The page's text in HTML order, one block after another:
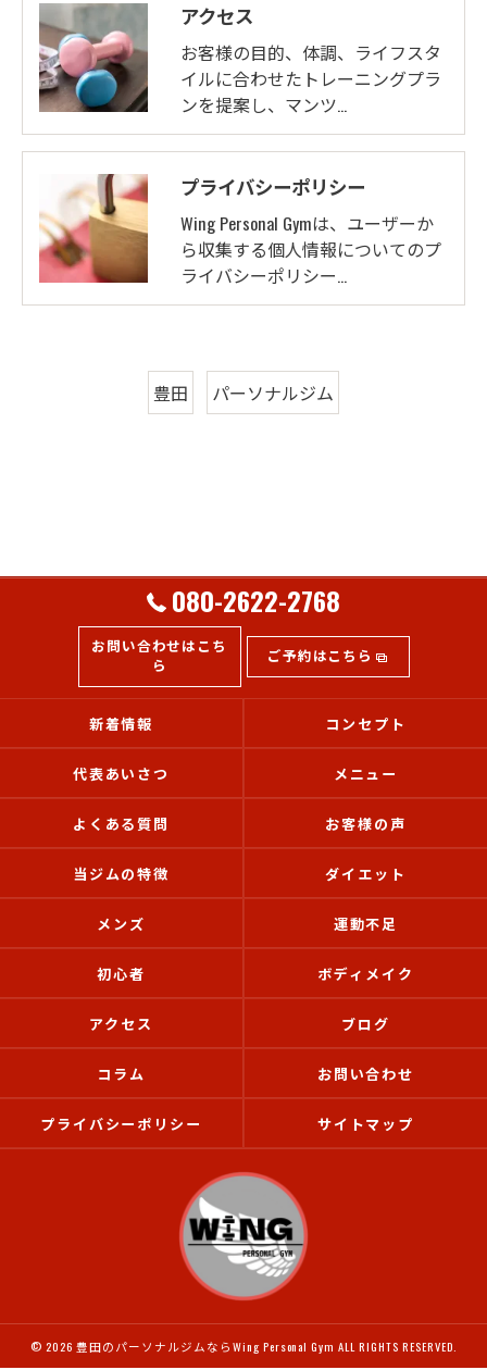
アクセス
お客様の目的、体調、ライフスタ
イルに合わせたトレーニングプラ
ンを提案し、マンツ…
プライバシーポリシー
Wing Personal Gymは、ユーザーか
ら収集する個人情報についてのプ
ライバシーポリシー…
豊田 パーソナルジム
080-2622-2768
お問い合わせはこち
ら
ご予約はこちら
新着情報 コンセプト
代表あいさつ メニュー
よくある質問 お客様の声
当ジムの特徴 ダイエット
メンズ 運動不足
初心者 ボディメイク
アクセス ブログ
コラム お問い合わせ
プライバシーポリシー サイトマップ
© 2026 豊田のパーソナルジムならWing Personal Gym ALL RIGHTS RESERVED.